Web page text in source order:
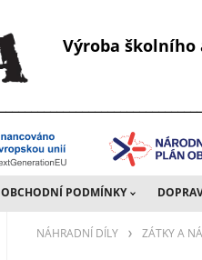
Výroba
OBCHODNÍ PODMÍNKY
NÁHRADNÍ DÍLY ZÁTKY A